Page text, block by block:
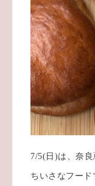
7/5(日)は、奈
ちいさなフード